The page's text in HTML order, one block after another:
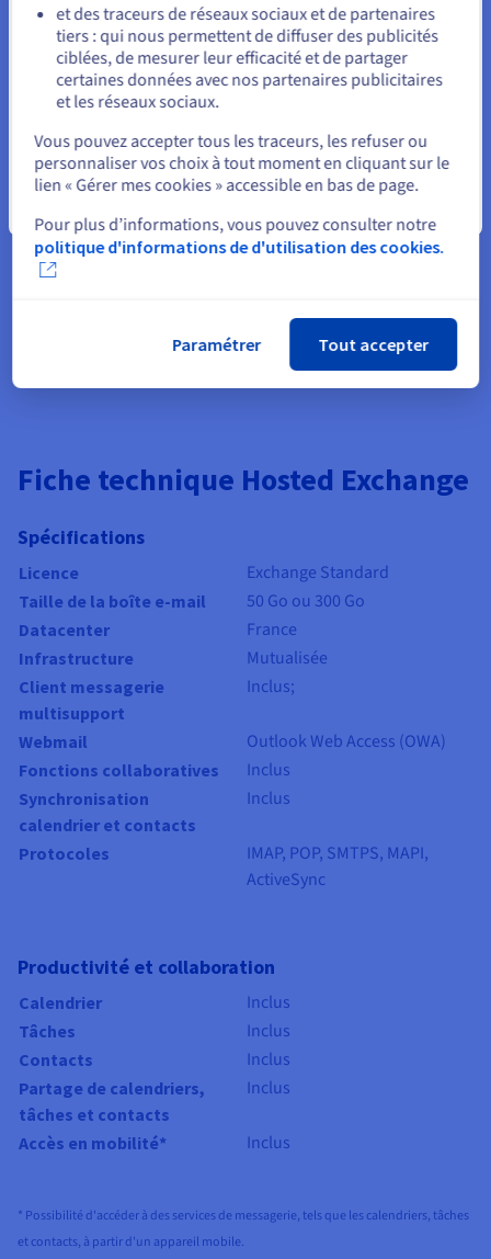
une infrastructure OVHcloud hautement sécurisée
Vos e-mails et leurs données associées sont hébergés en
France, dans nos propres centres de données.
Haute disponibilité et redondance garanties, avec deux
datacenters actifs et un troisième en backup.
OVHcloud effectue au moins une sauvegarde
messagerie.
Services antispam, antivirus et antiphishing inclus, pour
Solution anti-DDoS incluse par défaut, afin de vous
préserver des attaques extérieures.
Fiche technique Hosted Exchange
Spécifications
Licence Exchange Standard
Taille de la boîte e-mail 50 Go ou 300 Go
Datacenter France
Infrastructure Mutualisée
Client messagerie
multisupport
Inclus;
Webmail Outlook Web Access (OWA)
Fonctions collaboratives Inclus
Synchronisation
calendrier et contacts
Inclus
Protocoles
IMAP, POP, SMTPS, MAPI,
ActiveSync
Productivité et collaboration
Calendrier Inclus
Tâches Inclus
Contacts Inclus
Partage de calendriers,
tâches et contacts
Inclus
Accès en mobilité* Inclus
* Possibilité d'accéder à des services de messagerie, tels que les calendriers, tâches
et contacts, à partir d'un appareil mobile.
Rester sur le site actuel
Sélectionner un autre site web
et des traceurs de réseaux sociaux et de partenaires
tiers : qui nous permettent de diffuser des publicités
ciblées, de mesurer leur efficacité et de partager
certaines données avec nos partenaires publicitaires
et les réseaux sociaux.
Vous pouvez accepter tous les traceurs, les refuser ou
personnaliser vos choix à tout moment en cliquant sur le
lien « Gérer mes cookies » accessible en bas de page.
Pour plus d’informations, vous pouvez consulter notre
politique d'informations de d'utilisation des cookies.
Paramétrer Tout accepter